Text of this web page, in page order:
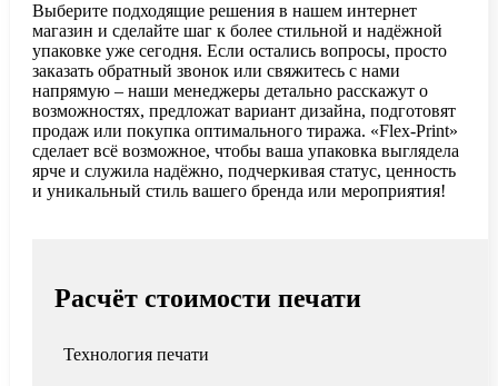
Выберите подходящие решения в нашем интернет
магазин и сделайте шаг к более стильной и надёжной
упаковке уже сегодня. Если остались вопросы, просто
заказать обратный звонок или свяжитесь с нами
напрямую – наши менеджеры детально расскажут о
возможностях, предложат вариант дизайна, подготовят
продаж или покупка оптимального тиража. «Flex-Print»
сделает всё возможное, чтобы ваша упаковка выглядела
ярче и служила надёжно, подчеркивая статус, ценность
и уникальный стиль вашего бренда или мероприятия!
Расчёт стоимости печати
Технология печати